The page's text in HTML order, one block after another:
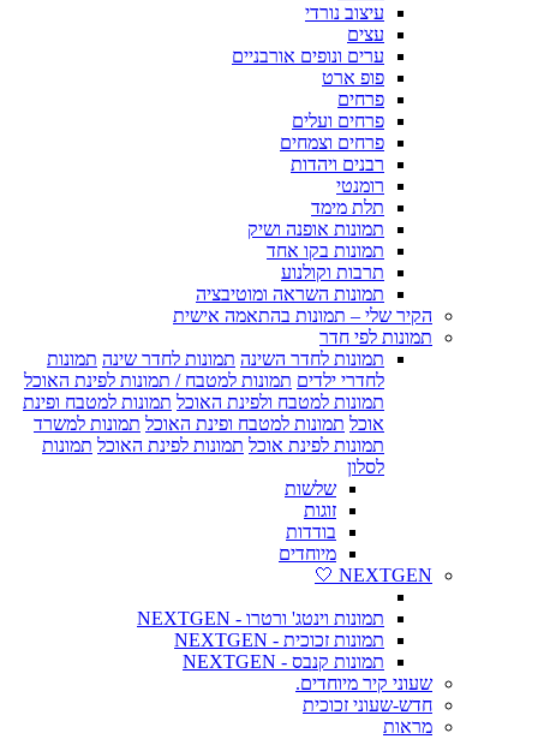
עיצוב נורדי
עצים
ערים ונופים אורבניים
פופ ארט
פרחים
פרחים ועלים
פרחים וצמחים
רבנים ויהדות
רומנטי
תלת מימד
תמונות אופנה ושיק
תמונות בקו אחד
תרבות וקולנוע
תמונות השראה ומוטיבציה
הקיר שלי – תמונות בהתאמה אישית
תמונות לפי חדר
תמונות לחדר השינה תמונות לחדר שינה תמונות
לחדרי ילדים תמונות למטבח / תמונות לפינת האוכל
תמונות למטבח ולפינת האוכל תמונות למטבח ופינת
אוכל תמונות למטבח ופינת האוכל תמונות למשרד
תמונות לפינת אוכל תמונות לפינת האוכל תמונות
לסלון
שלשות
זוגות
בודדות
מיוחדים
NEXTGEN 🤍
תמונות וינטג' ורטרו - NEXTGEN
תמונות זכוכית - NEXTGEN
תמונות קנבס - NEXTGEN
שעוני קיר מיוחדים.
חדש-שעוני זכוכית
מראות